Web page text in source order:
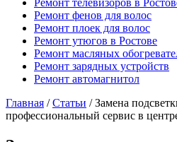
Ремонт телевизоров в
Ремонт фенов для волос
Ремонт плоек для волос
Ремонт утюгов в Ростове
Ремонт масляных
Ремонт зарядных устройств
Ремонт автомагнитол
Главная /Статьи /Замена
профессиональный сервис в